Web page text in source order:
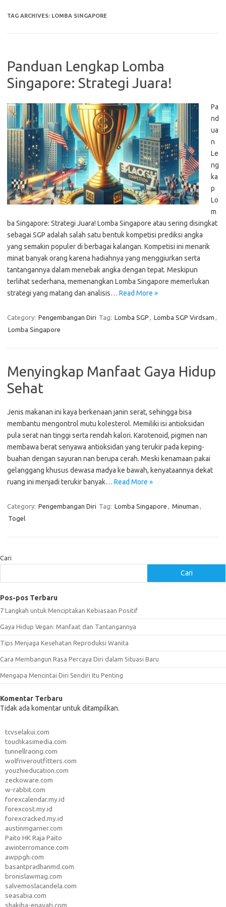
TAG ARCHIVES: LOMBA SINGAPORE
Panduan Lengkap Lomba
Singapore: Strategi Juara!
Pa
nd
ua
n
Le
ng
ka
p
Lo
m
ba Singapore: Strategi Juara! Lomba Singapore atau sering disingkat
sebagai SGP adalah salah satu bentuk kompetisi prediksi angka
yang semakin populer di berbagai kalangan. Kompetisi ini menarik
minat banyak orang karena hadiahnya yang menggiurkan serta
tantangannya dalam menebak angka dengan tepat. Meskipun
terlihat sederhana, memenangkan Lomba Singapore memerlukan
strategi yang matang dan analisis… Read More »
Category: Pengembangan Diri Tag: Lomba SGP , Lomba SGP Virdsam ,
Lomba Singapore
Menyingkap Manfaat Gaya Hidup
Sehat
Jenis makanan ini kaya berkenaan janin serat, sehingga bisa
membantu mengontrol mutu kolesterol. Memiliki isi antioksidan
pula serat nan tinggi serta rendah kalori. Karotenoid, pigmen nan
membawa berat senyawa antioksidan yang terukir pada keping-
buahan dengan sayuran nan berupa cerah. Meski kenamaan pakai
gelanggang khusus dewasa madya ke bawah, kenyataannya dekat
ruang ini menjadi terukir banyak… Read More »
Category: Pengembangan Diri Tag: Lomba Singapore , Minuman ,
Togel
Cari
Cari
Pos-pos Terbaru
7 Langkah untuk Menciptakan Kebiasaan Positif
Gaya Hidup Vegan: Manfaat dan Tantangannya
Tips Menjaga Kesehatan Reproduksi Wanita
Cara Membangun Rasa Percaya Diri dalam Situasi Baru
Mengapa Mencintai Diri Sendiri Itu Penting
Komentar Terbaru
Tidak ada komentar untuk ditampilkan.
tcvselakui.com
touchkasimedia.com
tunnellracing.com
wolfriveroutfitters.com
youzhieducation.com
zeckoware.com
w-rabbit.com
forexcalendar.my.id
forexcost.my.id
forexcracked.my.id
austinmgarner.com
Paito HK Raja Paito
awinterromance.com
awppgh.com
basantpradhanmd.com
bronislawmag.com
salvemoslacandela.com
seasabia.com
shakiba-enayati.com